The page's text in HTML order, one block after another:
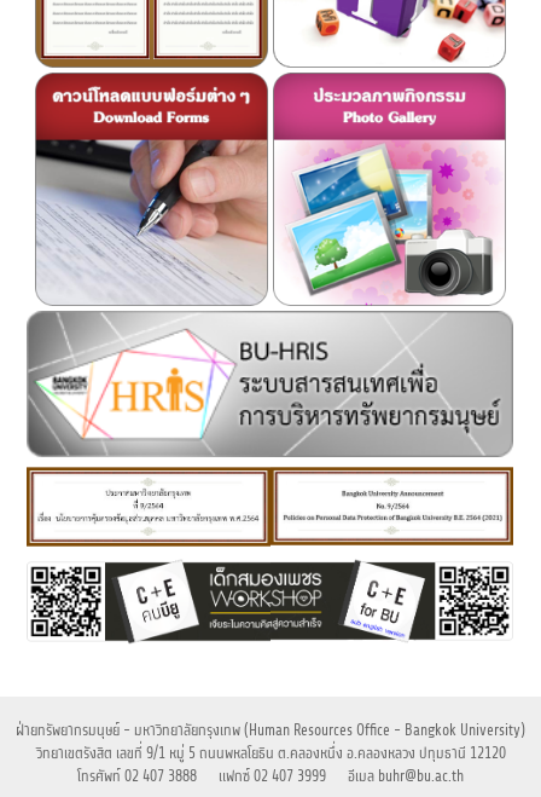
ฝ่ายทรัพยากรมนุษย์ - มหาวิทยาลัยกรุงเทพ (Human Resources Office - Bangkok University)
วิทยาเขตรังสิต เลขที่ 9/1 หมู่ 5 ถนนพหลโยธิน ต.คลองหนึ่ง อ.คลองหลวง ปทุมธานี 12120
โทรศัพท์02 407 3888 แฟกซ์02 407 3999 อีเมล buhr@bu.ac.th